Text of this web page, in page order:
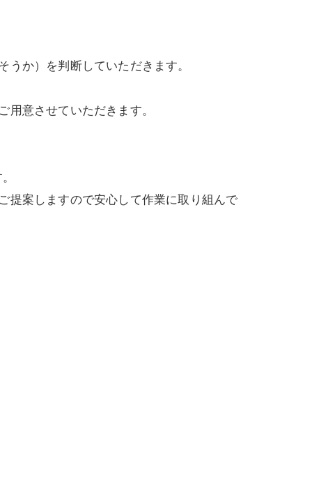
か）を判断していただきます。
意させていただきます。
提案しますので安心して作業に取り組んで